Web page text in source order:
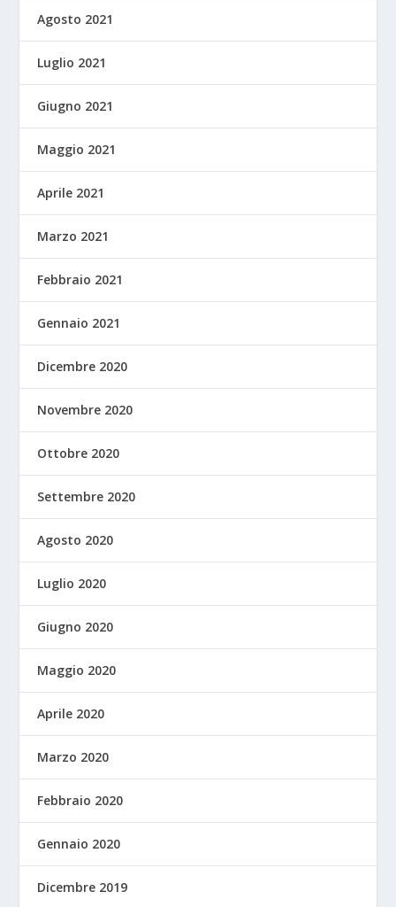
Agosto 2021
Luglio 2021
Giugno 2021
Maggio 2021
Aprile 2021
Marzo 2021
Febbraio 2021
Gennaio 2021
Dicembre 2020
Novembre 2020
Ottobre 2020
Settembre 2020
Agosto 2020
Luglio 2020
Giugno 2020
Maggio 2020
Aprile 2020
Marzo 2020
Febbraio 2020
Gennaio 2020
Dicembre 2019